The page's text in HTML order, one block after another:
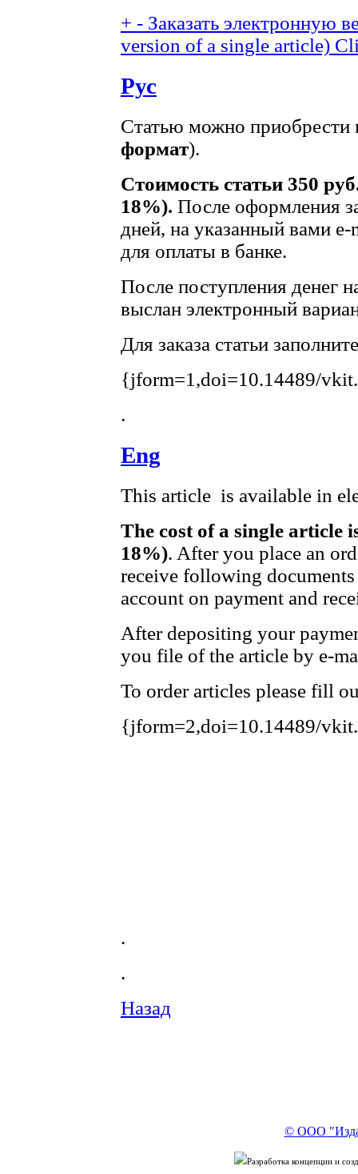
+ - Заказать электронную
version of a single article)
Рус
Статью можно приобрести
формат).
Стоимость статьи 350
18%). После оформления
дней, на указанный вами
для оплаты в банке.
После поступления денег
выслан электронный
Для заказа статьи
{jform=1,doi=10.14489/
.
Eng
This article is available in
The cost of a single article
18%). After you place an
receive following
account on payment and
After depositing your
you file of the article by e-
To order articles please fill
{jform=2,doi=10.14489/
.
.
Назад
© ООО
Разработка концепции и